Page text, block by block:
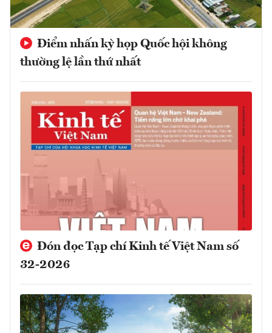
Điểm nhấn kỳ họp Quốc hội không
thường lệ lần thứ nhất
Đón đọc Tạp chí Kinh tế Việt Nam số
32-2026